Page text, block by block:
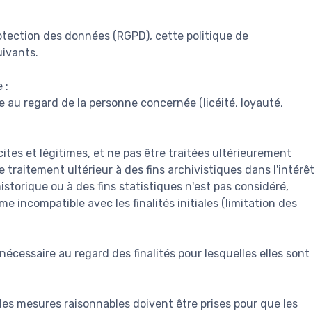
des données (RGPD), cette politique de
:
regard de la personne concernée (licéité, loyauté,
et légitimes, et ne pas être traitées ultérieurement
traitement ultérieur à des fins archivistiques dans l'intérêt
ou à des fins statistiques n'est pas considéré,
incompatible avec les finalités initiales (limitation des
au regard des finalités pour lesquelles elles sont
mesures raisonnables doivent être prises pour que les